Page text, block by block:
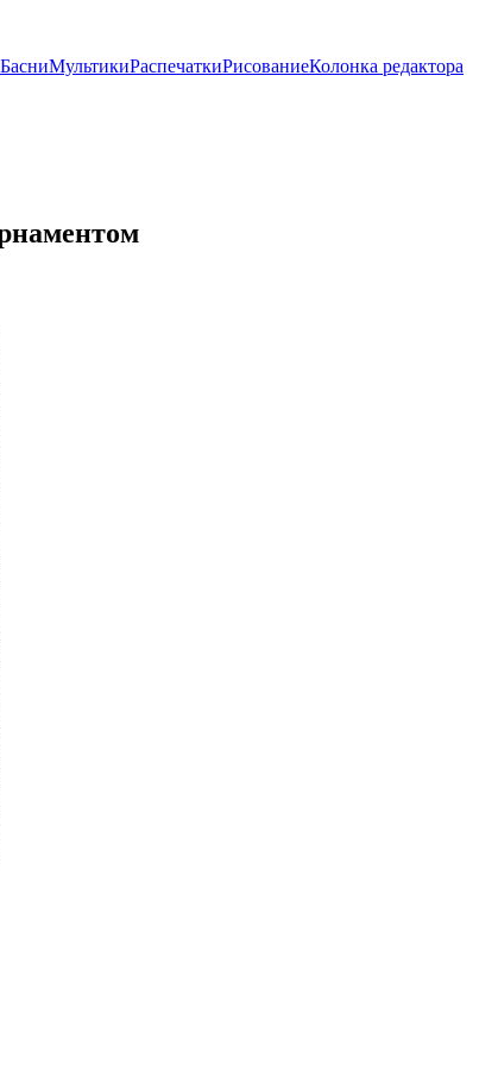
БасниМультикиРаспечаткиРисованиеКолонка редактора